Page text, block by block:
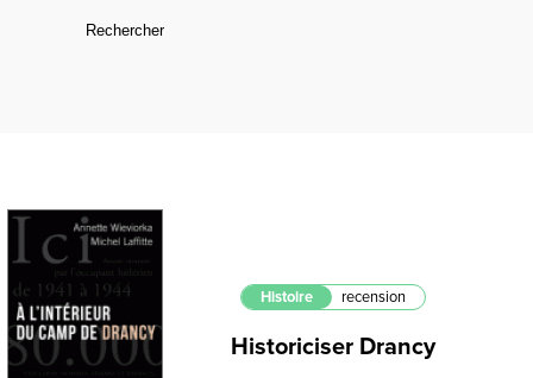
Histoire recension
Historiciser Drancy